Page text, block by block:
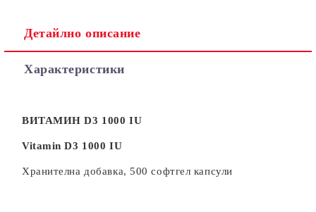
Детайлно описание
Характеристики
ВИТАМИН D3 1000 IU
Vitamin D3 1000 IU
Хранителна добавка, 500 софтгел капсули